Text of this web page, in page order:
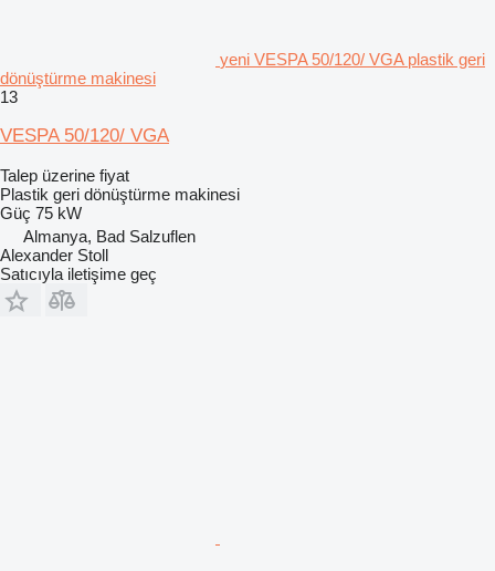
yeni VESPA 50/120/ VGA plastik geri
dönüştürme makinesi
13
VESPA 50/120/ VGA
Talep üzerine fiyat
Plastik geri dönüştürme makinesi
Güç 75 kW
Almanya, Bad Salzuflen
Alexander Stoll
Satıcıyla iletişime geç